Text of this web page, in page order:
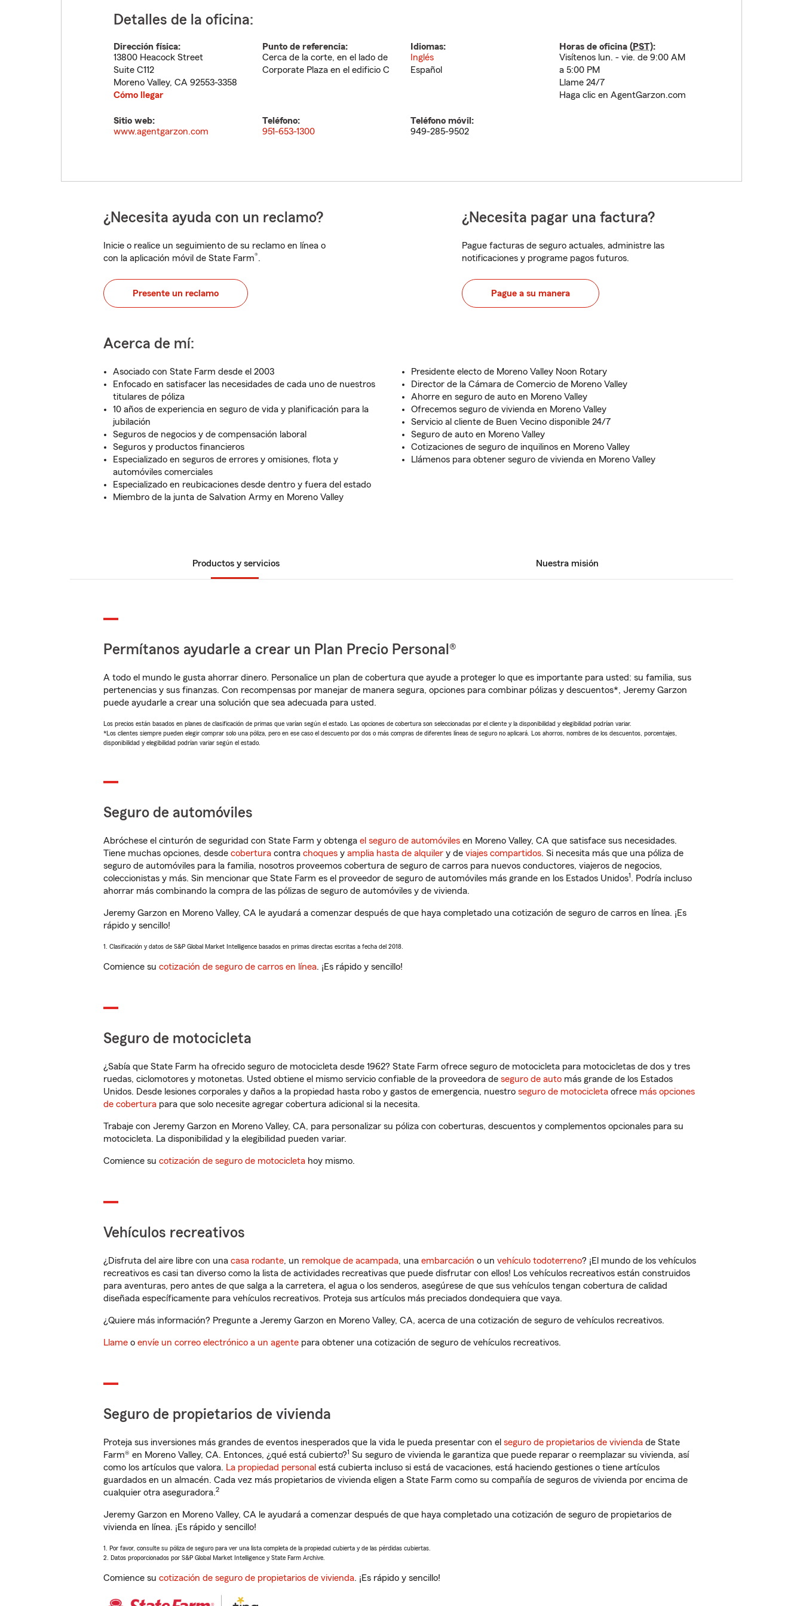
Detalles de la oficina:
Dirección física:
13800 Heacock Street
Suite C112
Moreno Valley, CA 92553-3358
Cómo llegar
Punto de referencia:
Cerca de la corte, en el lado de
Corporate Plaza en el edificio C
Idiomas:
Inglés
Español
Horas de oficina (PST):
Visítenos lun. - vie. de 9:00 AM
a 5:00 PM
Llame 24/7
Haga clic en AgentGarzon.com
Sitio web:
www.agentgarzon.com
Teléfono:
951-653-1300
Teléfono móvil:
949-285-9502
¿Necesita ayuda con un reclamo?
Inicie o realice un seguimiento de su reclamo en línea o
con la aplicación móvil de State Farm®.
Presente un reclamo
¿Necesita pagar una factura?
Pague facturas de seguro actuales, administre las
notificaciones y programe pagos futuros.
Pague a su manera
Acerca de mí:
Asociado con State Farm desde el 2003
Enfocado en satisfacer las necesidades de cada uno de nuestros
titulares de póliza
10 años de experiencia en seguro de vida y planificación para la
jubilación
Seguros de negocios y de compensación laboral
Seguros y productos financieros
Especializado en seguros de errores y omisiones, flota y
automóviles comerciales
Especializado en reubicaciones desde dentro y fuera del estado
Miembro de la junta de Salvation Army en Moreno Valley
Presidente electo de Moreno Valley Noon Rotary
Director de la Cámara de Comercio de Moreno Valley
Ahorre en seguro de auto en Moreno Valley
Ofrecemos seguro de vivienda en Moreno Valley
Servicio al cliente de Buen Vecino disponible 24/7
Seguro de auto en Moreno Valley
Cotizaciones de seguro de inquilinos en Moreno Valley
Llámenos para obtener seguro de vivienda en Moreno Valley
Productos y servicios Nuestra misión
Permítanos ayudarle a crear un Plan Precio Personal®
A todo el mundo le gusta ahorrar dinero. Personalice un plan de cobertura que ayude a proteger lo que es importante para usted: su familia, sus
pertenencias y sus finanzas. Con recompensas por manejar de manera segura, opciones para combinar pólizas y descuentos*, Jeremy Garzon
puede ayudarle a crear una solución que sea adecuada para usted.
Los precios están basados en planes de clasificación de primas que varían según el estado. Las opciones de cobertura son seleccionadas por el cliente y la disponibilidad y elegibilidad podrían variar.
*Los clientes siempre pueden elegir comprar solo una póliza, pero en ese caso el descuento por dos o más compras de diferentes líneas de seguro no aplicará. Los ahorros, nombres de los descuentos, porcentajes,
disponibilidad y elegibilidad podrían variar según el estado.
Seguro de automóviles
Abróchese el cinturón de seguridad con State Farm y obtenga el seguro de automóviles en Moreno Valley, CA que satisface sus necesidades.
Tiene muchas opciones, desde cobertura contra choques y amplia hasta de alquiler y de viajes compartidos. Si necesita más que una póliza de
seguro de automóviles para la familia, nosotros proveemos cobertura de seguro de carros para nuevos conductores, viajeros de negocios,
coleccionistas y más. Sin mencionar que State Farm es el proveedor de seguro de automóviles más grande en los Estados Unidos1. Podría incluso
ahorrar más combinando la compra de las pólizas de seguro de automóviles y de vivienda.
Jeremy Garzon en Moreno Valley, CA le ayudará a comenzar después de que haya completado una cotización de seguro de carros en línea. ¡Es
rápido y sencillo!
1. Clasificación y datos de S&P Global Market Intelligence basados en primas directas escritas a fecha del 2018.
Comience su cotización de seguro de carros en línea. ¡Es rápido y sencillo!
Seguro de motocicleta
¿Sabía que State Farm ha ofrecido seguro de motocicleta desde 1962? State Farm ofrece seguro de motocicleta para motocicletas de dos y tres
ruedas, ciclomotores y motonetas. Usted obtiene el mismo servicio confiable de la proveedora de seguro de auto más grande de los Estados
Unidos. Desde lesiones corporales y daños a la propiedad hasta robo y gastos de emergencia, nuestro seguro de motocicleta ofrece más opciones
de cobertura para que solo necesite agregar cobertura adicional si la necesita.
Trabaje con Jeremy Garzon en Moreno Valley, CA, para personalizar su póliza con coberturas, descuentos y complementos opcionales para su
motocicleta. La disponibilidad y la elegibilidad pueden variar.
Comience su cotización de seguro de motocicleta hoy mismo.
Vehículos recreativos
¿Disfruta del aire libre con una casa rodante, un remolque de acampada, una embarcación o un vehículo todoterreno? ¡El mundo de los vehículos
recreativos es casi tan diverso como la lista de actividades recreativas que puede disfrutar con ellos! Los vehículos recreativos están construidos
para aventuras, pero antes de que salga a la carretera, el agua o los senderos, asegúrese de que sus vehículos tengan cobertura de calidad
diseñada específicamente para vehículos recreativos. Proteja sus artículos más preciados dondequiera que vaya.
¿Quiere más información? Pregunte a Jeremy Garzon en Moreno Valley, CA, acerca de una cotización de seguro de vehículos recreativos.
Llame o envíe un correo electrónico a un agente para obtener una cotización de seguro de vehículos recreativos.
Seguro de propietarios de vivienda
Proteja sus inversiones más grandes de eventos inesperados que la vida le pueda presentar con el seguro de propietarios de vivienda de State
Farm® en Moreno Valley, CA. Entonces, ¿qué está cubierto?1 Su seguro de vivienda le garantiza que puede reparar o reemplazar su vivienda, así
como los artículos que valora. La propiedad personal está cubierta incluso si está de vacaciones, está haciendo gestiones o tiene artículos
guardados en un almacén. Cada vez más propietarios de vivienda eligen a State Farm como su compañía de seguros de vivienda por encima de
cualquier otra aseguradora.2
Jeremy Garzon en Moreno Valley, CA le ayudará a comenzar después de que haya completado una cotización de seguro de propietarios de
vivienda en línea. ¡Es rápido y sencillo!
1. Por favor, consulte su póliza de seguro para ver una lista completa de la propiedad cubierta y de las pérdidas cubiertas.
2. Datos proporcionados por S&P Global Market Intelligence y State Farm Archive.
Comience su cotización de seguro de propietarios de vivienda. ¡Es rápido y sencillo!